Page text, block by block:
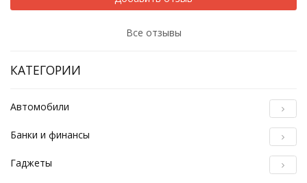
Все отзывы
КАТЕГОРИИ
Автомобили
Банки и финансы
Гаджеты